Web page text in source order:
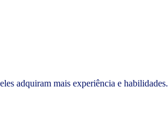
adquiram mais experiência e habilidades.